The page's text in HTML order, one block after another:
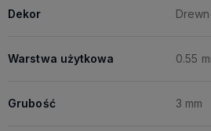
Dekor
Warstwa użytkowa 0.55
Grubość 3 mm